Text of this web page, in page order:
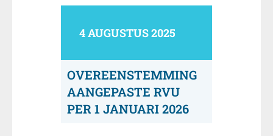
4 AUGUSTUS 2025
OVEREENSTEMMING
AANGEPASTE RVU
PER 1 JANUARI 2026